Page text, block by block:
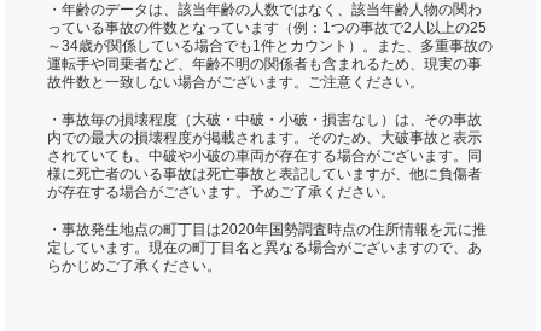
・年齢のデータは、該当年齢の人数ではなく、該当年齢人物の関わ
っている事故の件数となっています（例：1つの事故で2人以上の25
～34歳が関係している場合でも1件とカウント）。また、多重事故の
運転手や同乗者など、年齢不明の関係者も含まれるため、現実の事
故件数と一致しない場合がございます。ご注意ください。
・事故毎の損壊程度（大破・中破・小破・損害なし）は、その事故
内での最大の損壊程度が掲載されます。そのため、大破事故と表示
されていても、中破や小破の車両が存在する場合がございます。同
様に死亡者のいる事故は死亡事故と表記していますが、他に負傷者
が存在する場合がございます。予めご了承ください。
・事故発生地点の町丁目は2020年国勢調査時点の住所情報を元に推
定しています。現在の町丁目名と異なる場合がございますので、あ
らかじめご了承ください。